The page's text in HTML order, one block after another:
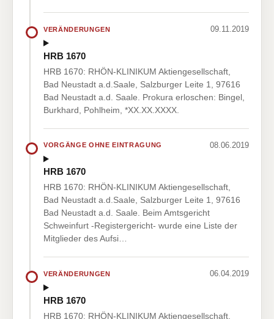
VERÄNDERUNGEN 09.11.2019
HRB 1670
HRB 1670: RHÖN-KLINIKUM Aktiengesellschaft,
Bad Neustadt a.d.Saale, Salzburger Leite 1, 97616
Bad Neustadt a.d. Saale. Prokura erloschen: Bingel,
Burkhard, Pohlheim, *XX.XX.XXXX.
VORGÄNGE OHNE EINTRAGUNG 08.06.2019
HRB 1670
HRB 1670: RHÖN-KLINIKUM Aktiengesellschaft,
Bad Neustadt a.d.Saale, Salzburger Leite 1, 97616
Bad Neustadt a.d. Saale. Beim Amtsgericht
Schweinfurt -Registergericht- wurde eine Liste der
Mitglieder des Aufsi…
VERÄNDERUNGEN 06.04.2019
HRB 1670
HRB 1670: RHÖN-KLINIKUM Aktiengesellschaft,